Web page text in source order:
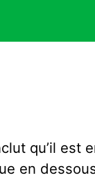
qu’il est
en